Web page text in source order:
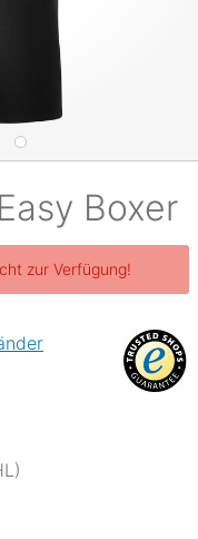
Boxer
zur Verfügung!